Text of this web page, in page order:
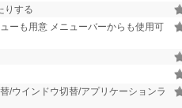
りする
ーも用意 メニューバーからも使用可
/ウインドウ切替/アプリケーションラ